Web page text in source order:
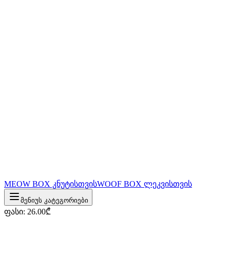
MEOW BOX კნუტისთვისWOOF BOX ლეკვისთვის
მენიუს კატეგორიები
ფასი: 26.00₾